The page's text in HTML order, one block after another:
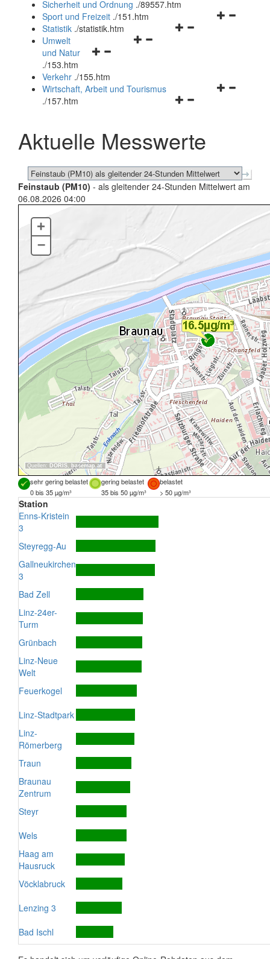
schließen
Sicherheit und Ordnung ./89557.htm
Navigationsmenü
Sport und Freizeit ./151.htm
Navigationsmenü
Statistik ./statistik.htm
Navigationsmenü
und
schließen
Umwelt
und Natur
./153.htm
Verkehr ./155.htm
Navigationsmenü
schließen
Wirtschaft, Arbeit und Tourismus
./157.htm
Aktuelle Messwerte
Feinstaub (PM10) - als gleitender 24-Stunden Mittelwert am
06.08.2026 04:00
Quellen: DORIS, basemap.at
+
–
sehr gering belastet gering belastet
belastet
0 bis 35 µg/m³
35 bis 50 µg/m³ > 50 µg/m³
Station
Enns-Kristein
3
Steyregg-Au
Gallneukirchen
3
Bad Zell
Linz-24er-
Turm
Grünbach
Linz-Neue
Welt
Feuerkogel
Linz-Stadtpark
Linz-
Römerberg
Traun
Braunau
Zentrum
Steyr
Wels
Haag am
Hausruck
Vöcklabruck
Lenzing 3
Bad Ischl